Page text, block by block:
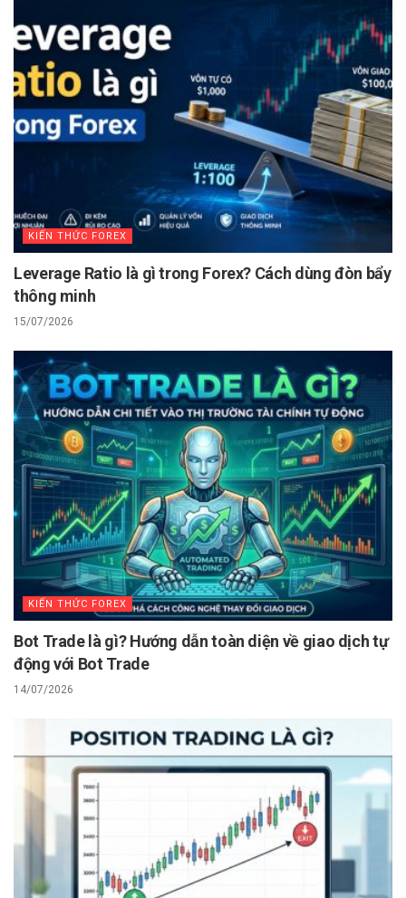
KIẾN THỨC FOREX
Leverage Ratio là gì trong Forex? Cách dùng đòn bẩy
thông minh
15/07/2026
KIẾN THỨC FOREX
Bot Trade là gì? Hướng dẫn toàn diện về giao dịch tự
động với Bot Trade
14/07/2026